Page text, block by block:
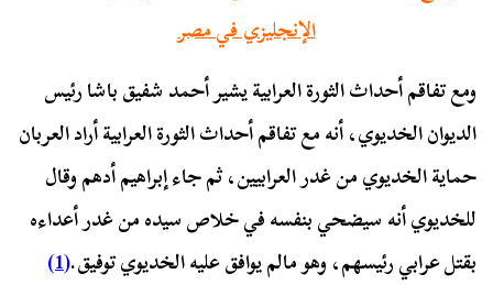
الإنجليزي في مصر
ومع تفاقم أحداث الثورة العرابية يشير أحمد شفيق باشا رئيس
الديوان الخديوي، أنه مع تفاقم أحداث الثورة العرابية أراد العربان
حماية الخديوي من غدر العرابيين، ثم جاء إبراهيم أدهم وقال
للخديوي أنه سيضحي بنفسه في خلاص سيده من غدر أعداءه
بقتل عرابي رئيسهم، وهو مالم يوافق عليه الخديوي توفيق.(1)